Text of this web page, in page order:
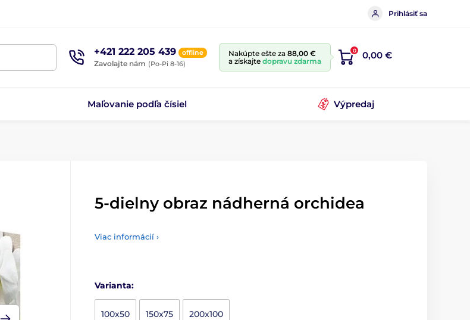
Prihlásiť sa
+421 222 205 439 offline
Zavolajte nám (Po-Pi 8-16)
Nakúpte ešte za 88,00 €
a získajte dopravu zdarma
0 0,00 €
Maľovanie podľa čísiel Výpredaj
5-dielny obraz nádherná orchidea
Viac informácií ›
Varianta:
100x50 150x75 200x100